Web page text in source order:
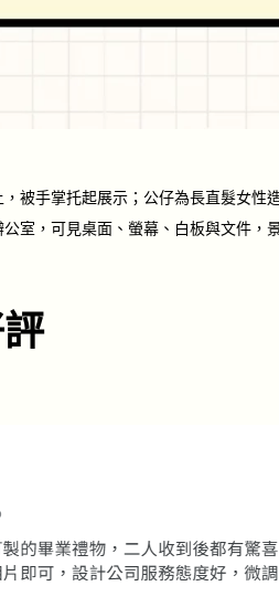
被手掌托起展示；公仔為長直髮女性
室，可見桌面、螢幕、白板與文件，